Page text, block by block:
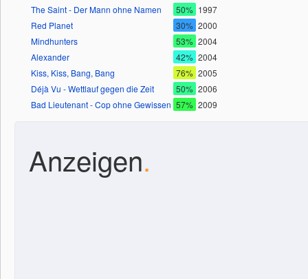
The Saint - Der Mann ohne Namen
50% 1997
Red Planet
30% 2000
Mindhunters
53% 2004
Alexander
42% 2004
Kiss, Kiss, Bang, Bang
76% 2005
Déjà Vu - Wettlauf gegen die Zeit
50% 2006
Bad Lieutenant - Cop ohne Gewissen 57% 2009
Anzeigen.